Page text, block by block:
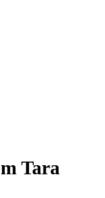
Tara